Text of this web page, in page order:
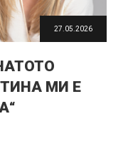
27.05.2026
МИ Е